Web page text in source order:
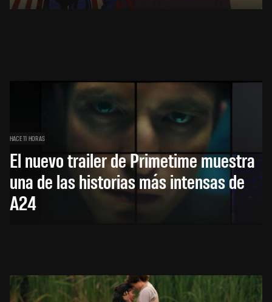
HACE 11 HORAS
El nuevo trailer de Primetime muestra
una de las historias más intensas de
A24